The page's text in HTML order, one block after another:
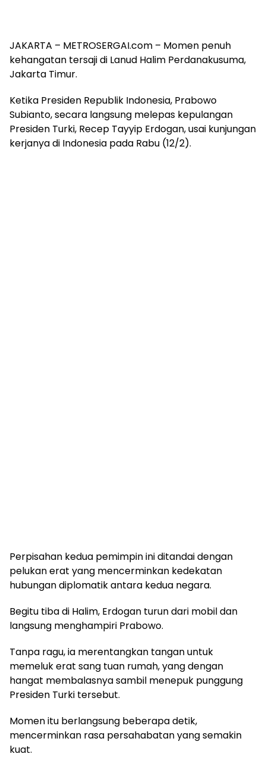
JAKARTA – METROSERGAI.com – Momen penuh
kehangatan tersaji di Lanud Halim Perdanakusuma,
Jakarta Timur.
Ketika Presiden Republik Indonesia, Prabowo
Subianto, secara langsung melepas kepulangan
Presiden Turki, Recep Tayyip Erdogan, usai kunjungan
kerjanya di Indonesia pada Rabu (12/2).
Perpisahan kedua pemimpin ini ditandai dengan
pelukan erat yang mencerminkan kedekatan
hubungan diplomatik antara kedua negara.
Begitu tiba di Halim, Erdogan turun dari mobil dan
langsung menghampiri Prabowo.
Tanpa ragu, ia merentangkan tangan untuk
memeluk erat sang tuan rumah, yang dengan
hangat membalasnya sambil menepuk punggung
Presiden Turki tersebut.
Momen itu berlangsung beberapa detik,
mencerminkan rasa persahabatan yang semakin
kuat.